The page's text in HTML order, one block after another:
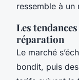
ressemble à un
Les
réparation
Le marché
bondit, puis